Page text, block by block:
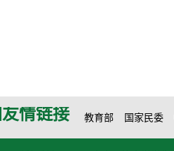
友情链接 教育部 国家民委